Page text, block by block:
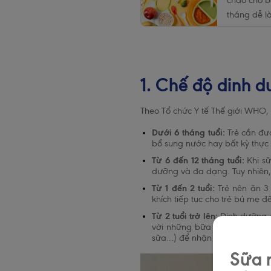
tháng dễ
1. Chế độ dinh
Theo Tổ chức Y tế Thế giới
Dưới 6 tháng tuổi: Trẻ cần
bổ sung nước hay bất kỳ
Từ 6 đến 12 tháng tuổi: Khi
dưỡng và đa dạng. Tuy
Từ 1 đến 2 tuổi:Trẻ nên ăn
khích tiếp tục cho trẻ bú mẹ
Từ 2 tuổi trở lên:Dinh dưỡng
với những bữa ăn lành
sữa…) để nhận được đầy đủ
Sữa